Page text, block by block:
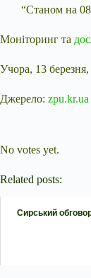
“Станом на
Моніторинг та
Учора, 13
Джерело: zpu.kr.ua
No votes yet.
Related posts:
Сирський